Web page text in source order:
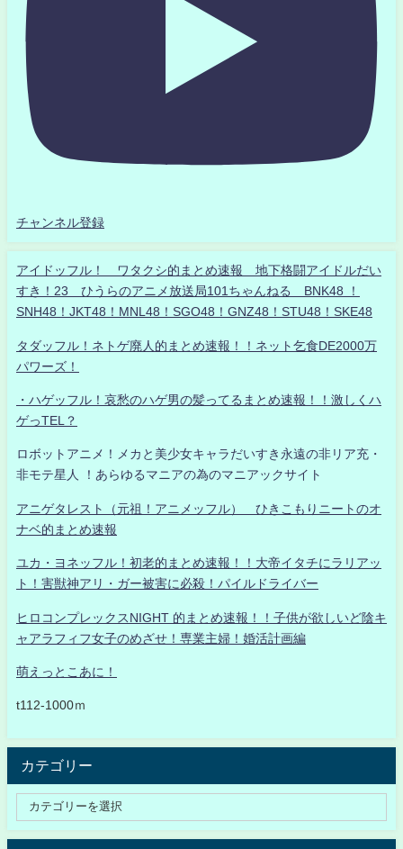
チャンネル登録
アイドッフル！ ワタクシ的まとめ速報 地下格闘アイドルだい
すき！23 ひうらのアニメ放送局101ちゃんねる BNK48 ！
SNH48！JKT48！MNL48！SGO48！GNZ48！STU48！SKE48
タダッフル！ネトゲ廃人的まとめ速報！！ネット乞食DE2000万
パワーズ！
・ハゲッフル！哀愁のハゲ男の髪ってるまとめ速報！！激しくハ
ゲっTEL？
ロボットアニメ！メカと美少女キャラだいすき永遠の非リア充・
非モテ星人 ！あらゆるマニアの為のマニアックサイト
アニゲタレスト（元祖！アニメッフル） ひきこもりニートのオ
ナベ的まとめ速報
ユカ・ヨネッフル！初老的まとめ速報！！大帝イタチにラリアッ
ト！害獣神アリ・ガー被害に必殺！パイルドライバー
ヒロコンプレックスNIGHT 的まとめ速報！！子供が欲しいど陰キ
ャアラフィフ女子のめざせ！専業主婦！婚活計画編
萌えっとこあに！
t112-1000ｍ
カテゴリー